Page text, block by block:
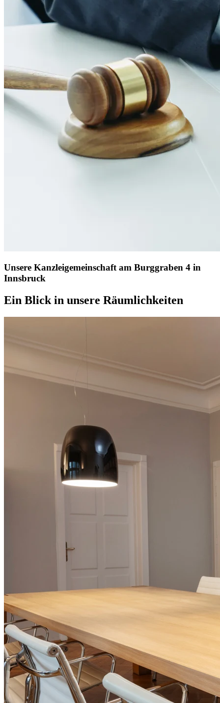
Unsere Kanzleigemeinschaft am Burggraben 4 in
Innsbruck
Ein Blick in unsere Räumlichkeiten